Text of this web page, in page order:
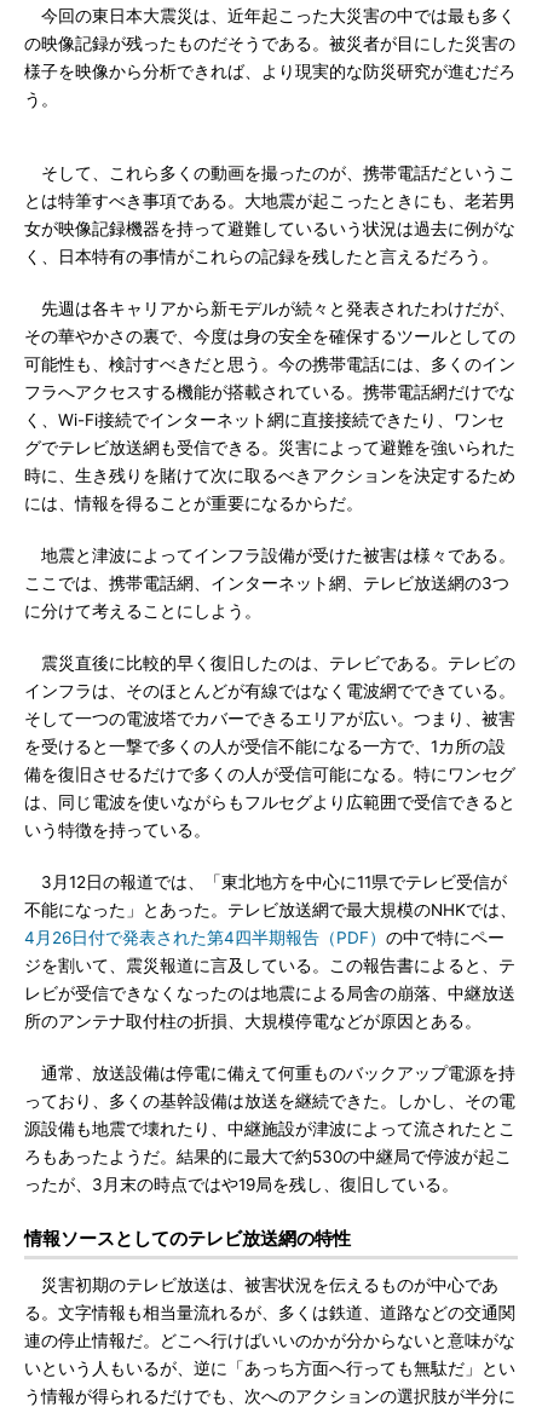
今回の東日本大震災は、近年起こった大災害の中では最も多く
の映像記録が残ったものだそうである。被災者が目にした災害の
様子を映像から分析できれば、より現実的な防災研究が進むだろ
う。
そして、これら多くの動画を撮ったのが、携帯電話だというこ
とは特筆すべき事項である。大地震が起こったときにも、老若男
女が映像記録機器を持って避難しているいう状況は過去に例がな
く、日本特有の事情がこれらの記録を残したと言えるだろう。
先週は各キャリアから新モデルが続々と発表されたわけだが、
その華やかさの裏で、今度は身の安全を確保するツールとしての
可能性も、検討すべきだと思う。今の携帯電話には、多くのイン
フラへアクセスする機能が搭載されている。携帯電話網だけでな
く、Wi-Fi接続でインターネット網に直接接続できたり、ワンセ
グでテレビ放送網も受信できる。災害によって避難を強いられた
時に、生き残りを賭けて次に取るべきアクションを決定するため
には、情報を得ることが重要になるからだ。
地震と津波によってインフラ設備が受けた被害は様々である。
ここでは、携帯電話網、インターネット網、テレビ放送網の3つ
に分けて考えることにしよう。
震災直後に比較的早く復旧したのは、テレビである。テレビの
インフラは、そのほとんどが有線ではなく電波網でできている。
そして一つの電波塔でカバーできるエリアが広い。つまり、被害
を受けると一撃で多くの人が受信不能になる一方で、1カ所の設
備を復旧させるだけで多くの人が受信可能になる。特にワンセグ
は、同じ電波を使いながらもフルセグより広範囲で受信できると
いう特徴を持っている。
3月12日の報道では、「東北地方を中心に11県でテレビ受信が
不能になった」とあった。テレビ放送網で最大規模のNHKでは、
4月26日付で発表された第4四半期報告（PDF） の中で特にペー
ジを割いて、震災報道に言及している。この報告書によると、テ
レビが受信できなくなったのは地震による局舎の崩落、中継放送
所のアンテナ取付柱の折損、大規模停電などが原因とある。
通常、放送設備は停電に備えて何重ものバックアップ電源を持
っており、多くの基幹設備は放送を継続できた。しかし、その電
源設備も地震で壊れたり、中継施設が津波によって流されたとこ
ろもあったようだ。結果的に最大で約530の中継局で停波が起こ
ったが、3月末の時点ではや19局を残し、復旧している。
情報ソースとしてのテレビ放送網の特性
災害初期のテレビ放送は、被害状況を伝えるものが中心であ
る。文字情報も相当量流れるが、多くは鉄道、道路などの交通関
連の停止情報だ。どこへ行けばいいのかが分からないと意味がな
いという人もいるが、逆に「あっち方面へ行っても無駄だ」とい
う情報が得られるだけでも、次へのアクションの選択肢が半分に